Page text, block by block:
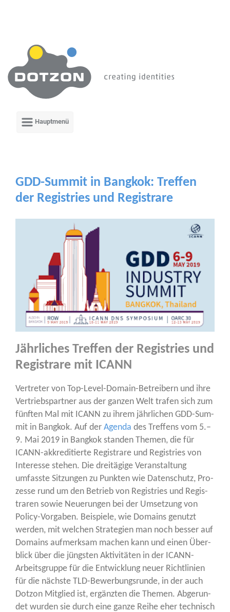
GDD-Summit in Bangkok: Treffen
der Registries und Registrare
Jährliches Treffen der Registries und
Registrare mit ICANN
Ver­tre­ter von Top-Level-Domain-Betrei­bern und ihre
Ver­triebs­part­ner aus der gan­zen Welt tra­fen sich zum
fünf­ten Mal mit ICANN zu ihrem jähr­li­chen GDD-Sum­
mit in Bang­kok. Auf der Agen­da des Tref­fens vom 5.–
9. Mai 2019 in Bang­kok stan­den The­men, die für
ICANN-akkre­di­tier­te Regis­tra­re und Regis­tries von
Inter­es­se ste­hen. Die drei­tä­gi­ge Ver­an­stal­tung
umfass­te Sit­zun­gen zu Punk­ten wie Daten­schutz, Pro­
zes­se rund um den Betrieb von Regis­tries und Regis­
tra­ren sowie Neue­run­gen bei der Umset­zung von
Poli­cy-Vor­ga­ben. Bei­spie­le, wie Domains genutzt
wer­den, mit wel­chen Stra­te­gien man noch bes­ser auf
Domains auf­merk­sam machen kann und einen Über­
blick über die jüngs­ten Akti­vi­tä­ten in der ICANN-
Arbeits­grup­pe für die Ent­wick­lung neu­er Richt­li­ni­en
für die nächs­te TLD-Bewer­bungs­run­de, in der auch
Dot­zon Mit­glied ist, ergänz­ten die The­men. Abge­run­
det wur­den sie durch eine gan­ze Rei­he eher tech­nisch